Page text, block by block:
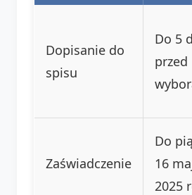
Dopisanie do
spisu
Do 5
przed
Zaświadczenie
Do
16
2025